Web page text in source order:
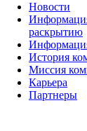
Новости
раскрытию
История
Миссия
Карьера
Партнеры